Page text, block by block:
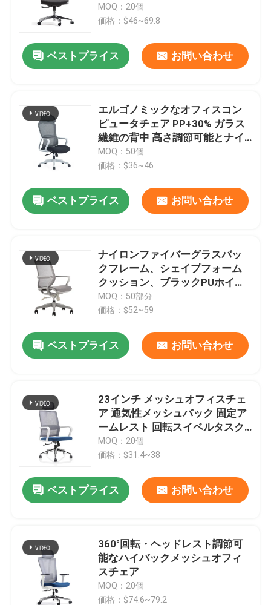
家へ
私たちについて
品質管理
お問い合わせ
ニュース
事件
オフィスワークステーションデスク
執行部の机
MOQ：20個
価格：$46~69.8
ベストプライス お問い合わせ
エルゴノミックなオフィスコン
ピュータチェア PP+30% ガラス
繊維の背中 高さ調節可能とナイ
ロンホイール
MOQ：50個
価格：$36~46
ベストプライス お問い合わせ
ナイロンファイバーグラスバッ
クフレーム、シェイプフォーム
クッション、ブラックPUホイー
ル付きグレーファブリックスイ
ベルオフィスチェア
MOQ：50部分
価格：$52~59
ベストプライス お問い合わせ
23インチ メッシュオフィスチェ
ア 通気性メッシュバック 固定ア
ームレスト 回転スイベルタスク
チェア
MOQ：20個
価格：$31.4~38
ベストプライス お問い合わせ
360°回転・ヘッドレスト調節可
能なハイバックメッシュオフィ
スチェア
MOQ：20個
価格：$74.6~79.2